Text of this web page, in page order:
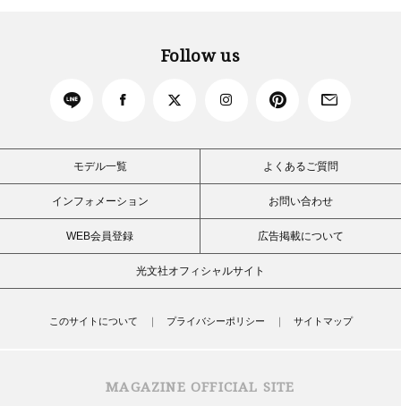
Follow us
モデル一覧 よくあるご質問
インフォメーション お問い合わせ
WEB会員登録 広告掲載について
光文社オフィシャルサイト
このサイトについて プライバシーポリシー サイトマップ
MAGAZINE OFFICIAL SITE